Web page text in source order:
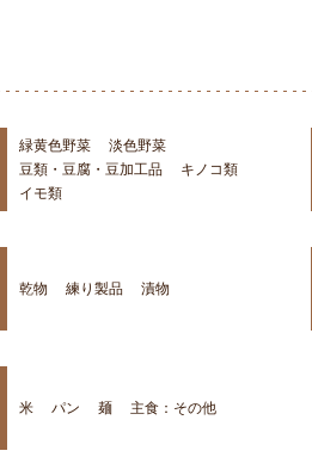
緑黄色野菜
淡色野菜
豆類・豆腐・豆加工品
キノコ類
イモ類
乾物 練り製品 漬物
米 パン 麺 主食：その他